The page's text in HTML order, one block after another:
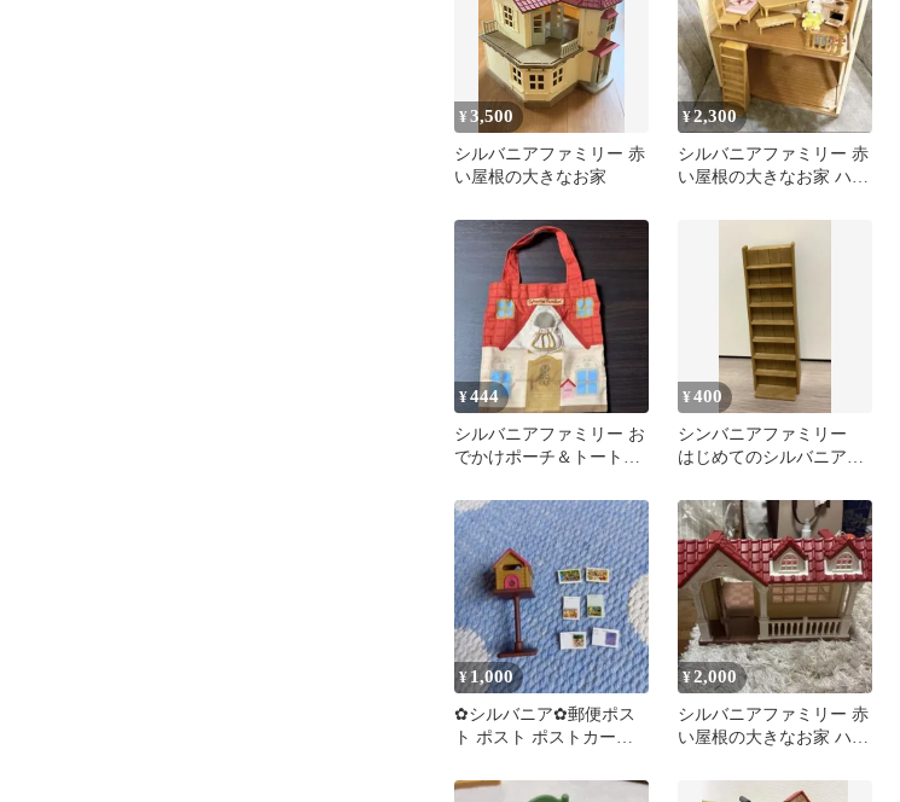
¥3,500
シルバニアファミリー 赤
い屋根の大きなお家
¥2,300
シルバニアファミリー 赤
い屋根の大きなお家 ハウ
¥444
シルバニアファミリー お
でかけポーチ＆トートバ
グ
¥400
シンバニアファミリー
はじめてのシルバニアフ
¥1,000
✿シルバニア✿郵便ポス
ト ポスト ポストカード
め売り
¥2,000
シルバニアファミリー 赤
い屋根の大きなお家 ハウ